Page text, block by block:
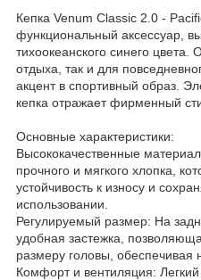
Кепка Venum Classic 2.0 -
функциональный аксессуар,
тихоокеанского синего цвета.
отдыха, так и для
акцент в спортивный образ.
кепка отражает фирменный
Основные характеристики:
Высококачественные
прочного и мягкого хлопка,
устойчивость к износу и
использовании.
Регулируемый размер: На
удобная застежка,
размеру головы, обеспечивая
Комфорт и вентиляция: